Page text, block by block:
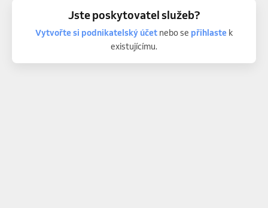
Jste poskytovatel služeb?
Vytvořte si podnikatelský účetnebo se přihlastek
existujícímu.